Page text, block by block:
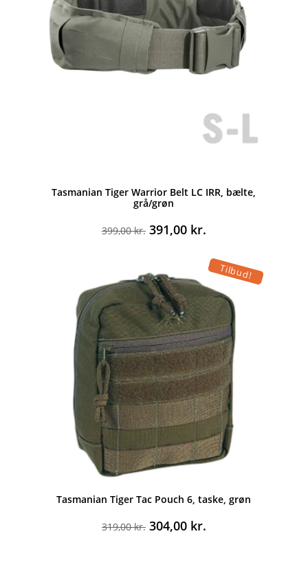
Tasmanian Tiger Warrior Belt LC IRR, bælte,
grå/grøn
399,00kr. Den
var:
399,00 kr..
391,00 kr.Den
pris
er:
391,00 kr..
Tilbud!
Tasmanian Tiger Tac Pouch 6, taske, grøn
319,00kr. Den
304,00 kr.Den